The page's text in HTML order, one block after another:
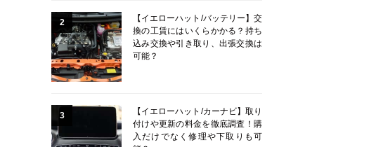
2
【イエローハット/バッテリー】交
換の工賃にはいくらかかる？持ち
込み交換や引き取り、出張交換は
可能？
3
【イエローハット/カーナビ】取り
付けや更新の料金を徹底調査！購
入だけでなく修理や下取りも可